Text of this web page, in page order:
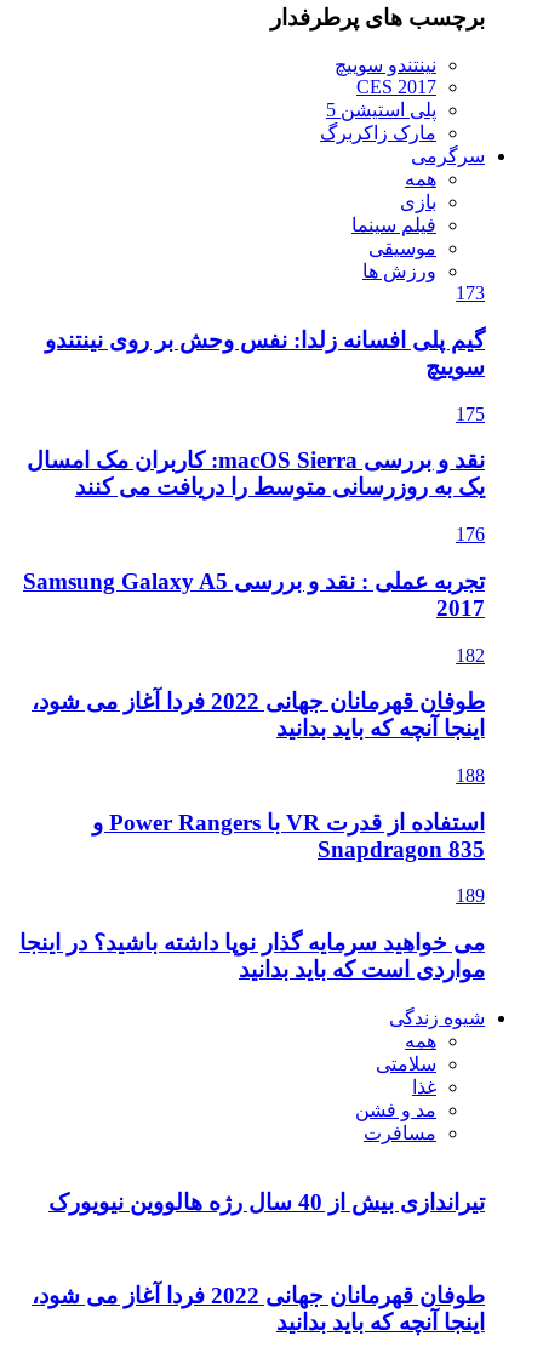
برچسب های پرطرفدار
نینتندو سوییچ
CES 2017
پلی استیشن 5
مارک زاکربرگ
سرگرمی
همه
بازی
فیلم سینما
موسیقی
ورزش ها
173
گیم پلی افسانه زلدا: نفس وحش بر روی نینتندو
سوییچ
175
نقد و بررسی macOS Sierra: کاربران مک امسال
یک به روزرسانی متوسط را دریافت می کنند
176
تجربه عملی : نقد و بررسی Samsung Galaxy A5
2017
182
طوفان قهرمانان جهانی 2022 فردا آغاز می شود،
اینجا آنچه که باید بدانید
188
استفاده از قدرت VR با Power Rangers و
Snapdragon 835
189
می خواهید سرمایه گذار نوپا داشته باشید؟ در اینجا
مواردی است که باید بدانید
شیوه زندگی
همه
سلامتی
غذا
مد و فشن
مسافرت
تیراندازی بیش از 40 سال رژه هالووین نیویورک
طوفان قهرمانان جهانی 2022 فردا آغاز می شود،
اینجا آنچه که باید بدانید